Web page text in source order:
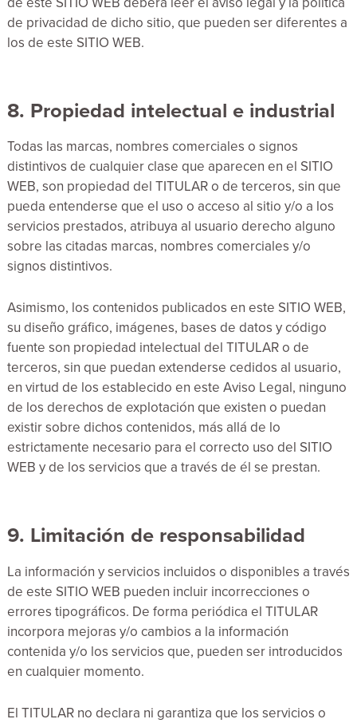
de privacidad de dicho sitio, que pueden ser diferentes a
los de este SITIO WEB.
8. Propiedad intelectual e industrial
Todas las marcas, nombres comerciales o signos
distintivos de cualquier clase que aparecen en el SITIO
WEB, son propiedad del TITULAR o de terceros, sin que
pueda entenderse que el uso o acceso al sitio y/o a los
servicios prestados, atribuya al usuario derecho alguno
sobre las citadas marcas, nombres comerciales y/o
signos distintivos.
Asimismo, los contenidos publicados en este SITIO WEB,
su diseño gráfico, imágenes, bases de datos y código
fuente son propiedad intelectual del TITULAR o de
terceros, sin que puedan extenderse cedidos al usuario,
en virtud de los establecido en este Aviso Legal, ninguno
de los derechos de explotación que existen o puedan
existir sobre dichos contenidos, más allá de lo
estrictamente necesario para el correcto uso del SITIO
WEB y de los servicios que a través de él se prestan.
9. Limitación de responsabilidad
La información y servicios incluidos o disponibles a través
de este SITIO WEB pueden incluir incorrecciones o
errores tipográficos. De forma periódica el TITULAR
incorpora mejoras y/o cambios a la información
contenida y/o los servicios que, pueden ser introducidos
en cualquier momento.
El TITULAR no declara ni garantiza que los servicios o